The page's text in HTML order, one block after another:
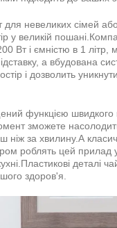
для невеликих сімей
у великій
Вт і ємністю в 1 літр,
а вбудована
і дозволить
функцією швидкого
зможете
ніж за хвилину.А
роблять цей прилад
деталі
здоров'я.